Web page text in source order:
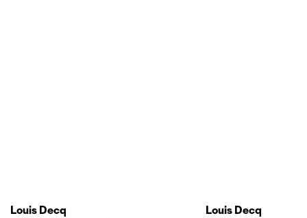
Louis Decq
Louis Decq